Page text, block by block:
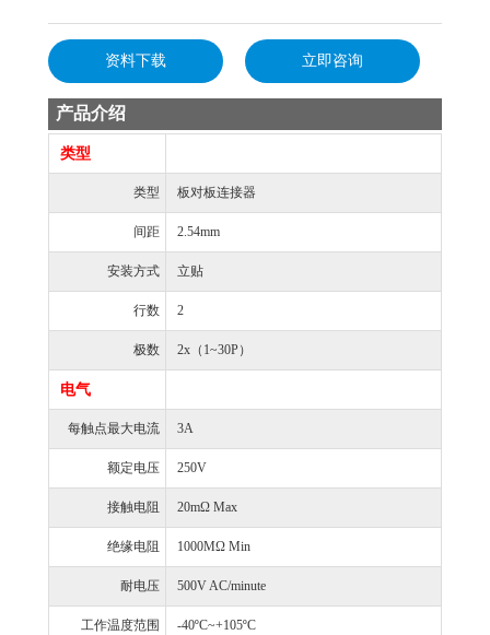
资料下载 立即咨询
产品介绍
类型
类型 板对板连接器
间距 2.54mm
安装方式 立贴
行数 2
极数 2x（1~30P）
电气
每触点最大电流 3A
额定电压 250V
接触电阻 20mΩ Max
绝缘电阻 1000MΩ Min
耐电压 500V AC/minute
工作温度范围 -40ºC~+105ºC